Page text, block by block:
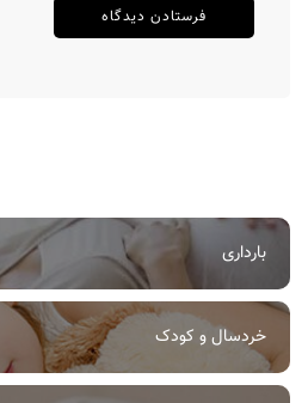
بارداری
خردسال و کودک